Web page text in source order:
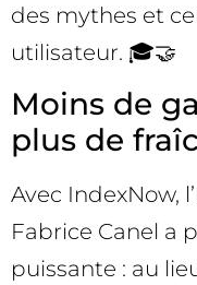
des mythes et
utilisateur. 🎓🤝
Moins de
plus de
Avec IndexNow,
Fabrice Canel a
puissante : au